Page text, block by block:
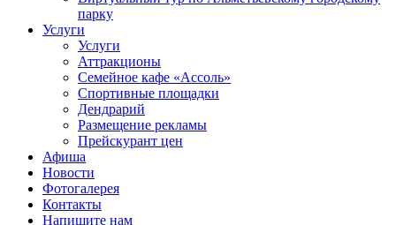
парку
Услуги
Услуги
Аттракционы
Семейное кафе «Ассоль»
Спортивные площадки
Дендрарий
Размещение рекламы
Прейскурант цен
Афиша
Новости
Фотогалерея
Контакты
Напишите нам